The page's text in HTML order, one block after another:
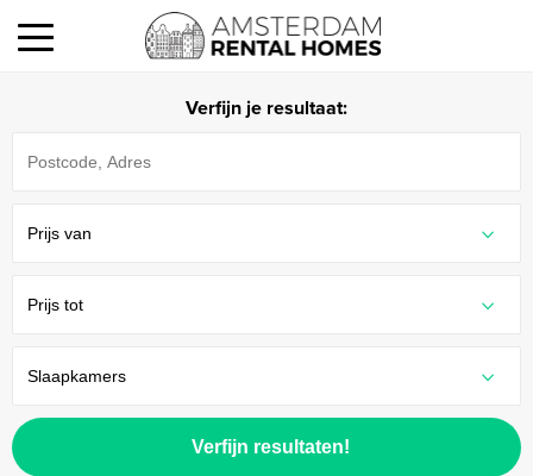
Verfijn je resultaat:
Verfijn resultaten!